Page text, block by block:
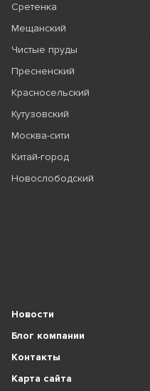
Сретенка
Мещанский
Чистые пруды
Пресненский
Красносельский
Кутузовский
Москва-сити
Китай-город
Новослободский
Новости
Блог компании
Контакты
Карта сайта